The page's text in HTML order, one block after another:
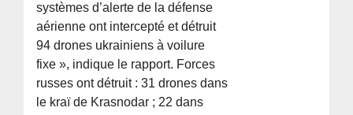
systèmes d’alerte de la défense
aérienne ont intercepté et détruit
94 drones ukrainiens à voilure
fixe », indique le rapport. Forces
russes ont détruit : 31 drones dans
le kraï de Krasnodar ; 22 dans